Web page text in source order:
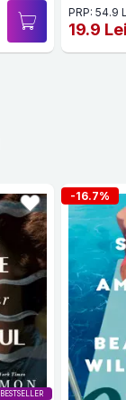
PRP: 54.9
19.9
BESTSELLER
-16.7%